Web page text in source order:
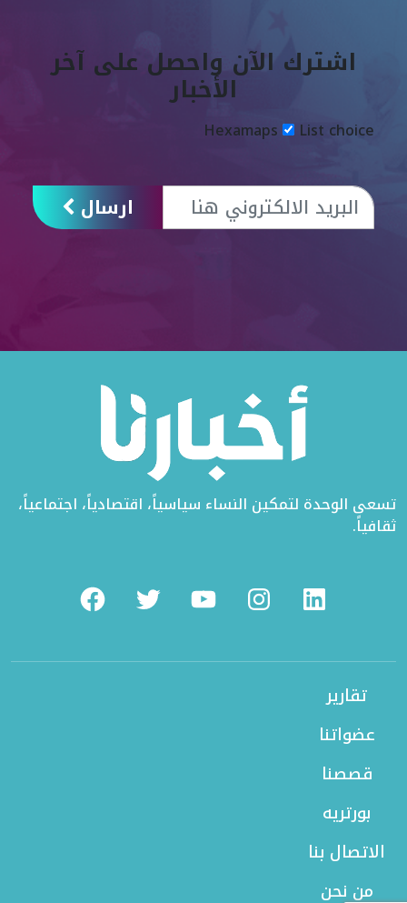
اشترك الآن واحصل على آخر
الأخبار
List choice
Hexamaps
ارسال
تسعى الوحدة لتمكين النساء سياسياً، اقتصادياً، اجتماعياً،
ثقافياً.
FacebookTwitterYoutubeInstagramLinkedin
تقارير
عضواتنا
قصصنا
بورتريه
الاتصال بنا
من نحن